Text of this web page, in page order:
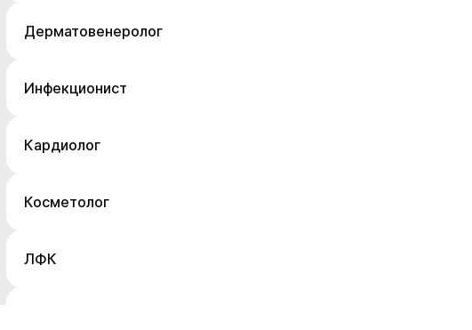
Дерматовенеролог
Инфекционист
Кардиолог
Косметолог
ЛФК